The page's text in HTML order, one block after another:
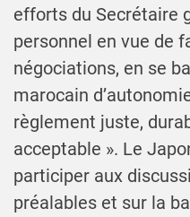
efforts du Secrétaire
personnel en vue de
négociations, en se
marocain
règlement juste,
acceptable ». Le
participer aux
préalables et sur la